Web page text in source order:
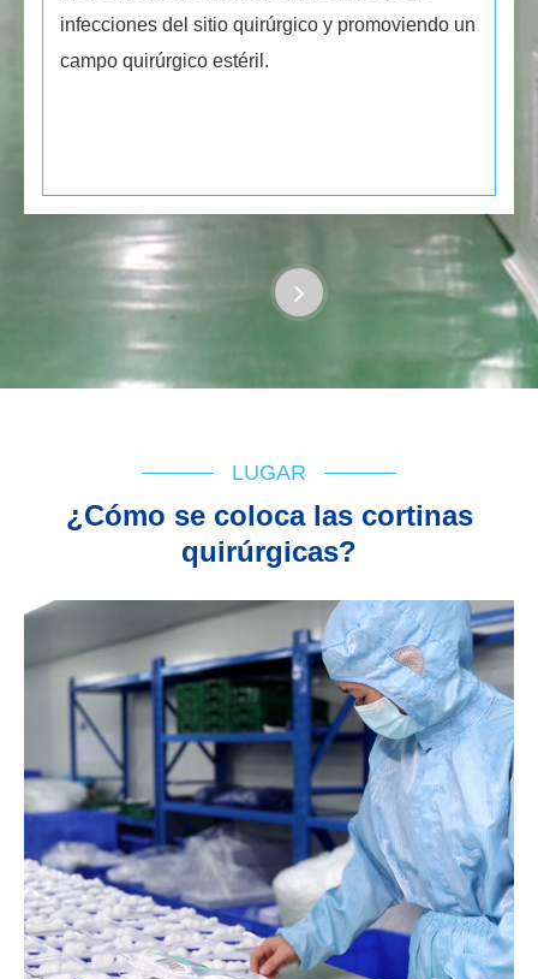
infecciones del sitio quirúrgico y promoviendo un
campo quirúrgico estéril.
LUGAR
¿Cómo se coloca las cortinas
quirúrgicas?